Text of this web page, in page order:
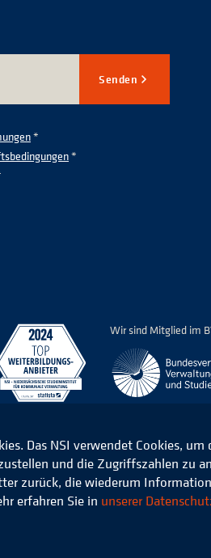
Senden
*
*
Wir sind Mitglied im
für kommunale Verwaltung e.V.
Das NSI verwendet Cookies,
und die Zugriffszahlen zu
zurück, die wiederum
erfahren Sie in unserer